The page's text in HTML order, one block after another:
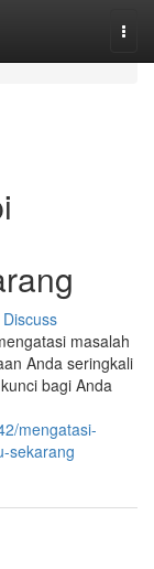
Discuss
masalah
Anda seringkali
bagi Anda
mengatasi-
sekarang